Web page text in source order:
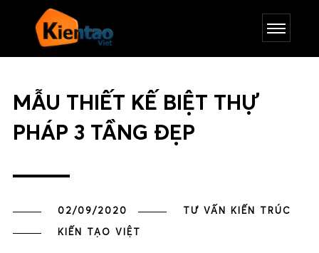
MẪU THIẾT KẾ BIỆT THỰ
PHÁP 3 TẦNG ĐẸP
02/09/2020 TƯ VẤN KIẾN TRÚC
KIẾN TẠO VIỆT